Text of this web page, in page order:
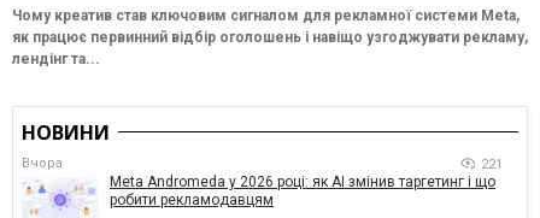
Чому креатив став ключовим сигналом для рекламної системи Meta,
як працює первинний відбір оголошень і навіщо узгоджувати рекламу,
лендінг та...
НОВИНИ
Вчора 221
Meta Andromeda у 2026 році: як AI змінив таргетинг і що
робити рекламодавцям